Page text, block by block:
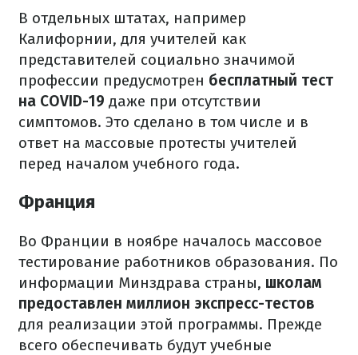
В отдельных штатах, например
Калифорнии, для учителей как
представителей социально значимой
профессии предусмотрен бесплатный тест
на COVID-19 даже при отсутствии
симптомов. Это сделано в том числе и в
ответ на массовые протесты учителей
перед началом учебного года.
Франция
Во Франции в ноябре началось массовое
тестирование работников образования. По
информации Минздрава страны, школам
предоставлен миллион экспресс-тестов
для реализации этой программы. Прежде
всего обеспечивать будут учебные